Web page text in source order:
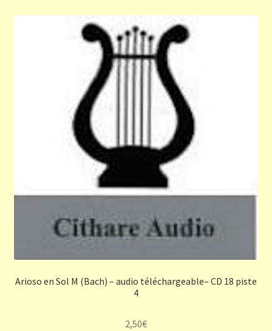
Arioso en Sol M (Bach) – audio téléchargeable– CD 18 piste
4
2,50€